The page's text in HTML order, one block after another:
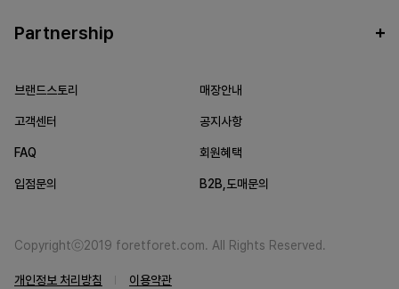
Partnership
브랜드스토리 매장안내
고객센터 공지사항
FAQ 회원혜택
입점문의 B2B,도매문의
Copyrightⓒ2019 foretforet.com. All Rights Reserved.
개인정보 처리방침 이용약관